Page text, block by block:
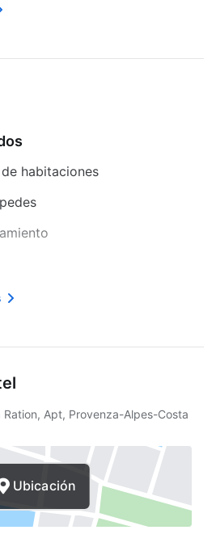
común y asistencia
habitaciones
Apt, Provenza-Alpes-Costa
Ubicación